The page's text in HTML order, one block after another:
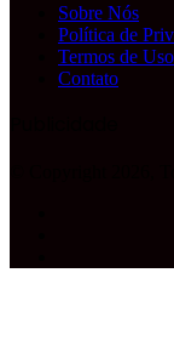
Sobre Nós
Política de
Termos de Uso
Contato